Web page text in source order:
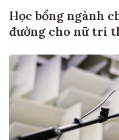
Học bổng ngành
đường cho nữ trí